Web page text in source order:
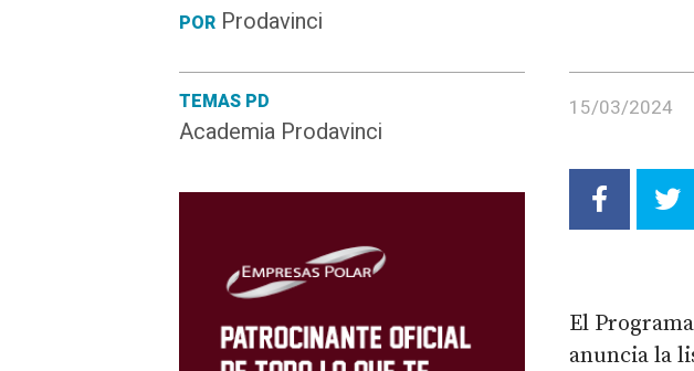
POR Prodavinci
TEMAS PD
Academia Prodavinci
15/03/2024
El
anuncia la